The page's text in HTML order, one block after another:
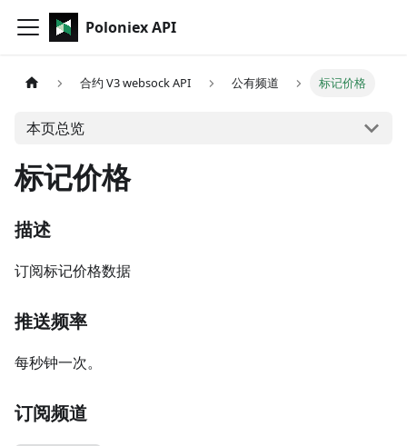
Poloniex API
合约 V3 websock API 公有频道 标记价格
本页总览
标记价格
描述
订阅标记价格数据
推送频率
每秒钟一次。
订阅频道